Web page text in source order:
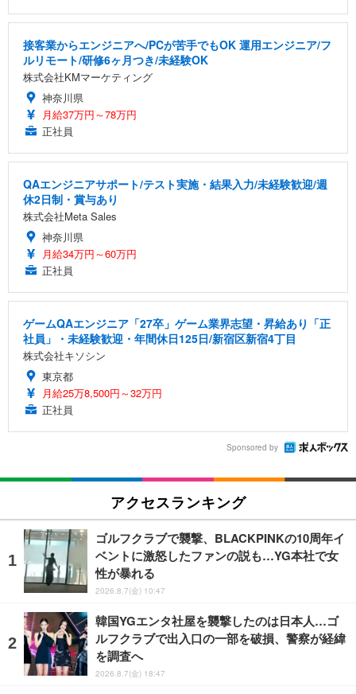
接客業からエンジニアへ/PCが苦手でもOK 運用エンジニア/フ
ルリモート/研修6ヶ月つき/未経験OK
株式会社KMマーケティング
神奈川県
月給37万円～78万円
正社員
QAエンジニアサポート/テスト実施・結果入力/未経験歓迎/週
休2日制・賞与あり
株式会社Meta Sales
神奈川県
月給34万円～60万円
正社員
ゲームQAエンジニア「27卒」ゲーム業界志望・昇給あり「正
社員」・未経験歓迎・年間休日125日/新宿区新宿4丁目
株式会社キソシン
東京都
月給25万8,500円～32万円
正社員
Sponsored by
アクセスランキング
ゴルフクラブで襲撃、BLACKPINKの10周年イ
ベントに激怒したファンの説も…YG本社で女
性が暴れる
2026.8.7(金) 10:47
韓国YGエンタ社屋を襲撃したのは日本人…ゴ
ルフクラブで出入口の一部を破損、警察が経緯
を調査へ
2026.8.7(金) 18:47